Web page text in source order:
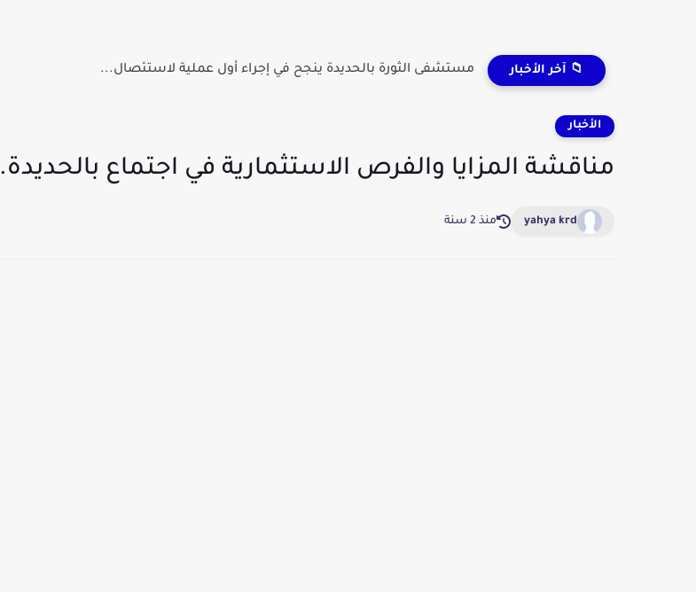
📁 آخر الأخبار مستشفى الثورة بالحديدة ينجح في إجراء أول عملية لاستئصال...
الأخبار
مناقشة المزايا والفرص الاستثمارية في اجتماع بالحديدة.
yahya krd منذ 2 سنة